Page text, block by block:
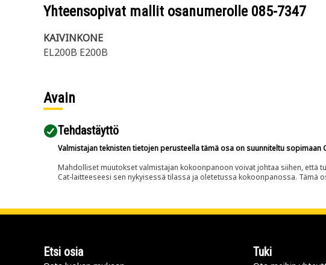
Yhteensopivat mallit osanumerolle 085-7347
KAIVINKONE
EL200B E200B
Avain
Tehdastäyttö
Valmistajan teknisten tietojen perusteella tämä osa on suunniteltu sopimaan
Mahdolliset muutokset valmistajan kokoonpanoon voivat johtaa siihen, että
Cat-laitteeseesi sen nykyisessä tilassa ja oletetussa kokoonpanossa. Tämä
Etsi osia Tuki